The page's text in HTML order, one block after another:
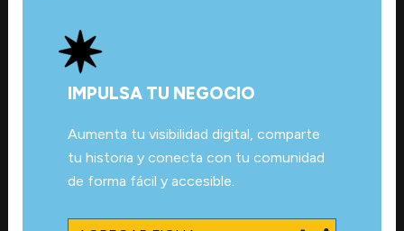
IMPULSA TU NEGOCIO
Aumenta tu visibilidad digital, comparte
tu historia y conecta con tu comunidad
de forma fácil y accesible.